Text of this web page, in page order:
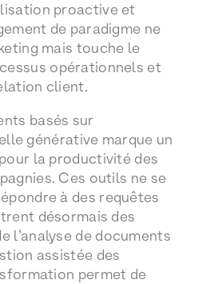
proactive et
de paradigme ne
mais touche le
opérationnels et
client.
basés sur
générative marque un
la productivité des
Ces outils ne se
à des requêtes
désormais des
l’analyse de documents
assistée des
permet de